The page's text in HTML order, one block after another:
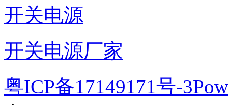
开关电源
开关电源厂家
粤ICP备17149171号-3